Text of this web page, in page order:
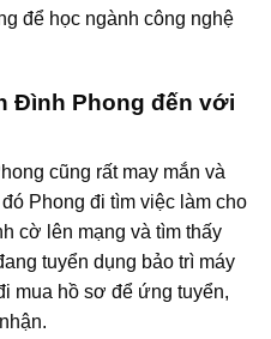
để học ngành công nghệ
Đình Phong đến với
cũng rất may mắn và
Phong đi tìm việc làm cho
cờ lên mạng và tìm thấy
tuyển dụng bảo trì máy
mua hồ sơ để ứng tuyển,